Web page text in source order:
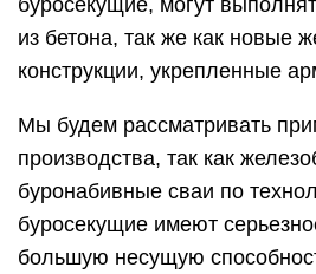
из бетона, так же как новые
конструкции, укрепленные
Мы будем рассматривать
производства, так как
буронабивные сваи по
буросекущие имеют
большую несущую